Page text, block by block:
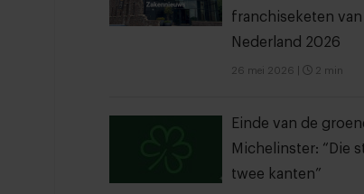
franchiseketen van
Nederland 2026
26 mei 2026 2 min
Einde van de
Michelinster: “Die
twee kanten”